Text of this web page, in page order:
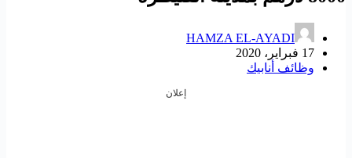
HAMZA EL-AYADI
17 فبراير، 2020
وظائف أنابيك
إعلان